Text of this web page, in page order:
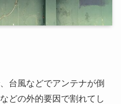
、台風などでアンテナが倒
どの外的要因で割れてし